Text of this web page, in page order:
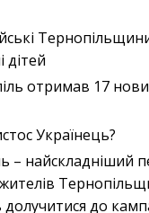
дітей
отримав 17
Українець?
– найскладніший
до